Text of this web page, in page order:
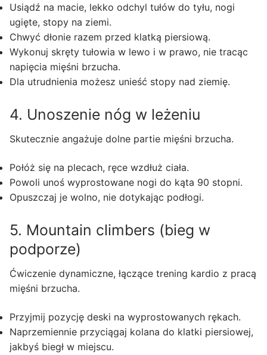
Usiądź na macie, lekko odchyl tułów do tyłu, nogi
ugięte, stopy na ziemi.
Chwyć dłonie razem przed klatką piersiową.
Wykonuj skręty tułowia w lewo i w prawo, nie tracąc
napięcia mięśni brzucha.
Dla utrudnienia możesz unieść stopy nad ziemię.
4. Unoszenie nóg w leżeniu
Skutecznie angażuje dolne partie mięśni brzucha.
Połóż się na plecach, ręce wzdłuż ciała.
Powoli unoś wyprostowane nogi do kąta 90 stopni.
Opuszczaj je wolno, nie dotykając podłogi.
5. Mountain climbers (bieg w
podporze)
Ćwiczenie dynamiczne, łączące trening kardio z pracą
mięśni brzucha.
Przyjmij pozycję deski na wyprostowanych rękach.
Naprzemiennie przyciągaj kolana do klatki piersiowej,
jakbyś biegł w miejscu.